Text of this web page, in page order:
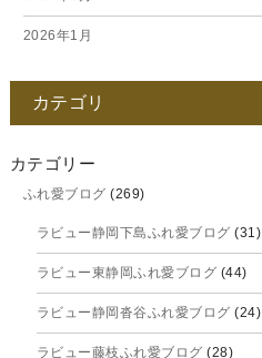
2026年1月
2025年11月
2025年10月
2025年9月
2025年8月
2025年7月
2025年6月
2025年5月
カテゴリ
カテゴリー
ふれ愛ブログ (269)
ラビュー静岡下島ふれ愛ブログ (31)
ラビュー東静岡ふれ愛ブログ (44)
ラビュー静岡沓谷ふれ愛ブログ (24)
ラビュー藤枝ふれ愛ブログ (28)